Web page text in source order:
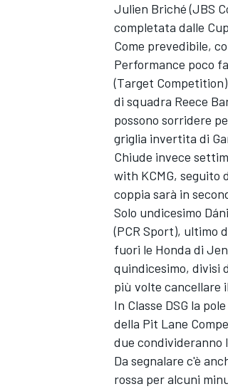
Julien Briché (JBS
completata dalle
Come prevedibile,
Performance poco
(Target
di squadra Reece
possono sorridere
griglia invertita di
Chiude invece
with KCMG, seguito
coppia sarà in
Solo undicesimo
(PCR Sport), ultimo
fuori le Honda di
quindicesimo, divisi
più volte cancellare
In Classe DSG la
della Pit Lane
due condivideranno
Da segnalare c'è
rossa per alcuni